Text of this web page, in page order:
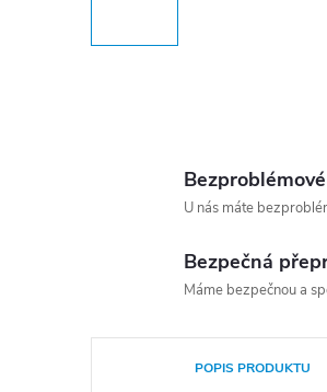
U nás máte
Bezpečná
Máme bezpečnou a
POPIS PRODUKTU